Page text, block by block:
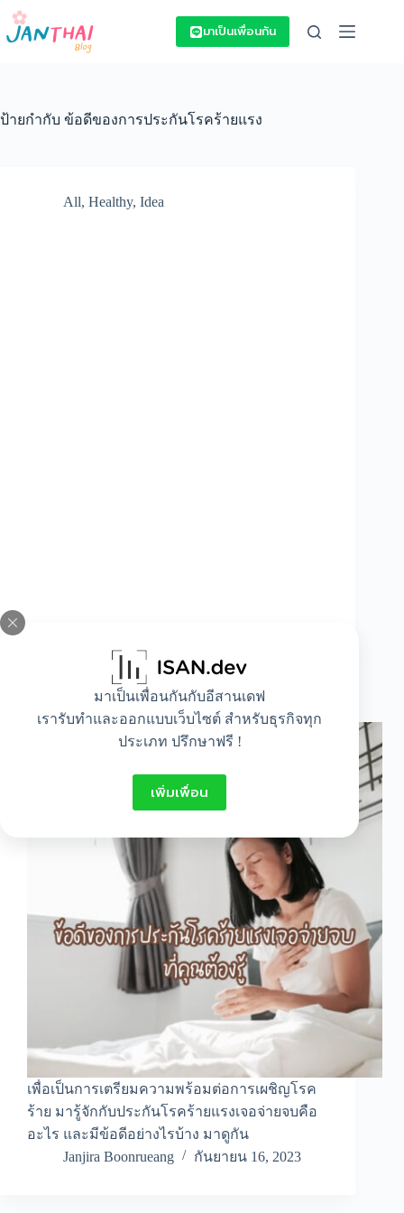
Skip
content
มาเป็นเพื่อนกันกับอีสานเดฟ
เรารับทำและออกแบบเว็บไซต์ สำหรับธุรกิจทุก
ประเภท ปรึกษาฟรี !
เพิ่มเพื่อน
มาเป็นเพื่อนกัน
ป้ายกำกับ ข้อดีของการประกันโรคร้ายแรง
All, Healthy, Idea
ตอกย้ำ 5 ข้อดีของการประกันโรคร้ายแรงเจอ
จ่ายจบที่คุณต้องรู้
เพื่อเป็นการเตรียมความพร้อมต่อการเผชิญโรค
ร้าย มารู้จักกับประกันโรคร้ายแรงเจอจ่ายจบคือ
อะไร และมีข้อดีอย่างไรบ้าง มาดูกัน
Janjira Boonrueang
กันยายน 16, 2023